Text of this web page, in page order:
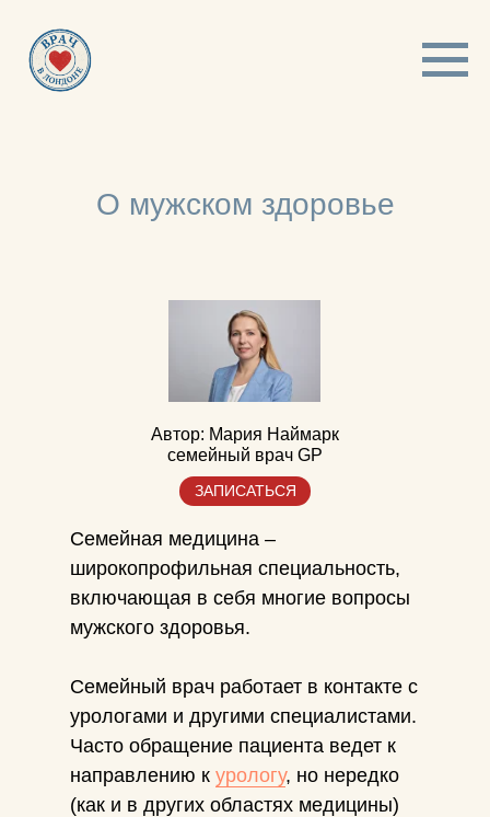
О мужском здоровье
Семейная медицина –
широкопрофильная специальность,
включающая в себя многие вопросы
мужского здоровья.
Семейный врач работает в контакте с
урологами и другими специалистами.
Часто обращение пациента ведет к
направлению к урологу, но нередко
(как и в других областях медицины)
ЗАПИСАТЬСЯ
Автор: Мария Наймарк
семейный врач GP